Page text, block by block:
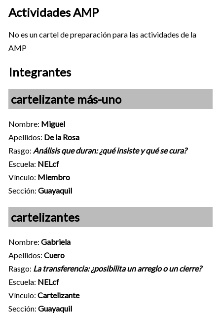
Actividades AMP
No es un cartel de preparación para las actividades de la
AMP
Integrantes
cartelizante más-uno
Nombre: Miguel
Apellidos: De la Rosa
Rasgo: Análisis que duran: ¿qué insiste y qué se cura?
Escuela: NELcf
Vínculo: Miembro
Sección: Guayaquil
cartelizantes
Nombre: Gabriela
Apellidos: Cuero
Rasgo: La transferencia: ¿posibilita un arreglo o un cierre?
Escuela: NELcf
Vínculo: Cartelizante
Sección: Guayaquil